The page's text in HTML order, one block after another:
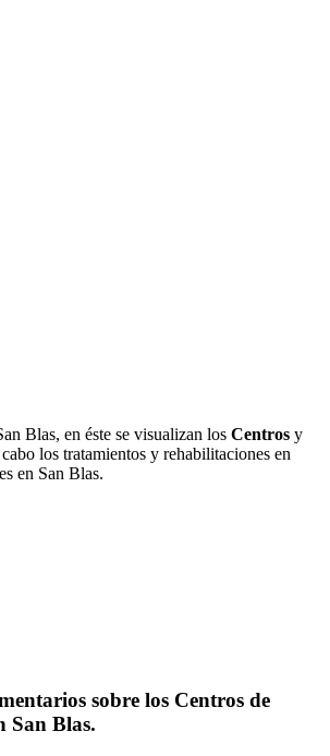
Blas, en éste se visualizan los Centros y
los tratamientos y rehabilitaciones en
en San Blas.
sobre los Centros de
San Blas.